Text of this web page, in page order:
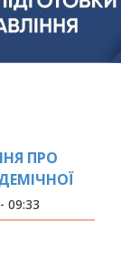
ПРО
09:33